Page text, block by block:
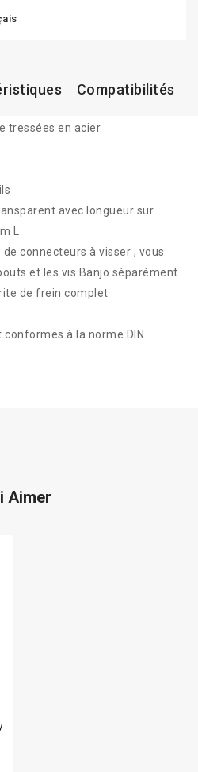
Compatibilités
tressées en acier
avec longueur sur
L
de connecteurs à visser ; vous
et les vis Banjo séparément
de frein complet
conformes à la norme DIN
Aimer